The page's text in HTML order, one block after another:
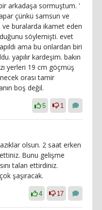
arkadaşa sormuştum. '
çünkü samsun ve
ve buralarda ikamet eden
söylemişti. evet
ama bu onlardan biri
yapılır kardeşim. bakın
yerleri 19 cm göçmüş
orası tamir
boş değil.
5 1
olsun. 2 saat erken
Bunu gelişme
talan ettirdiniz.
şaşıracak.
4 17